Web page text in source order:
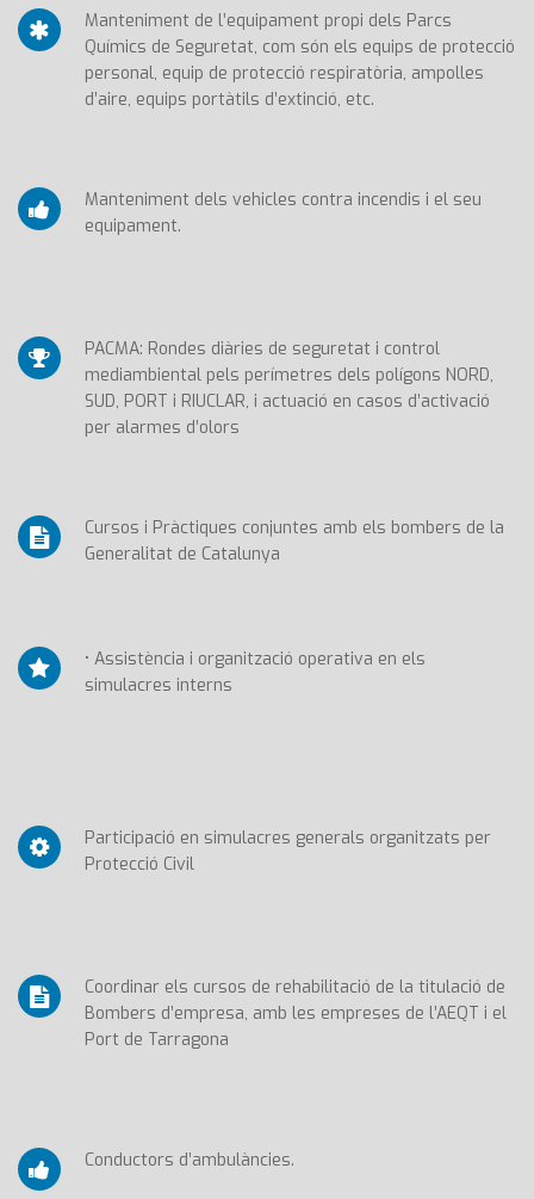
Manteniment de l’equipament propi dels Parcs
Químics de Seguretat, com són els equips de protecció
personal, equip de protecció respiratòria, ampolles
d’aire, equips portàtils d’extinció, etc.
Manteniment dels vehicles contra incendis i el seu
equipament.
PACMA: Rondes diàries de seguretat i control
mediambiental pels perímetres dels polígons NORD,
SUD, PORT i RIUCLAR, i actuació en casos d’activació
per alarmes d’olors
Cursos i Pràctiques conjuntes amb els bombers de la
Generalitat de Catalunya
• Assistència i organització operativa en els
simulacres interns
Participació en simulacres generals organitzats per
Protecció Civil
Coordinar els cursos de rehabilitació de la titulació de
Bombers d’empresa, amb les empreses de l’AEQT i el
Port de Tarragona
Conductors d’ambulàncies.